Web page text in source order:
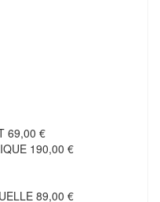
69,00 €
190,00 €
89,00 €